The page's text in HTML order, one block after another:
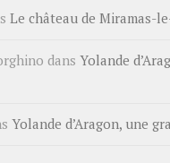
Le château de Miramas-
dans Yolande
Yolande d’Aragon, une